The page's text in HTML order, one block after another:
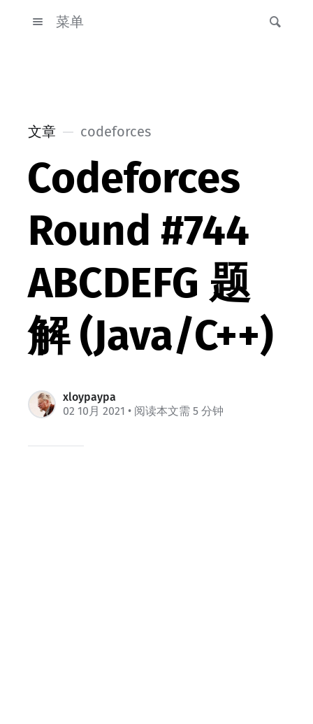
菜单
文章 codeforces
Codeforces
Round #744
ABCDEFG 题
解 (Java/C++)
xloypaypa
02 10月 2021 • 阅读本文需 5 分钟